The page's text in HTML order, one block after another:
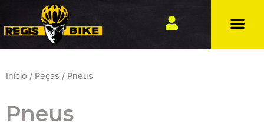
Início / Peças / Pneus
Pneus